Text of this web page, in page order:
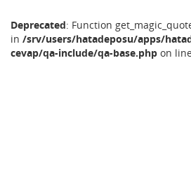
Deprecated: Function
in /srv/users/hatadeposu/apps/
cevap/qa-include/qa-base.php on